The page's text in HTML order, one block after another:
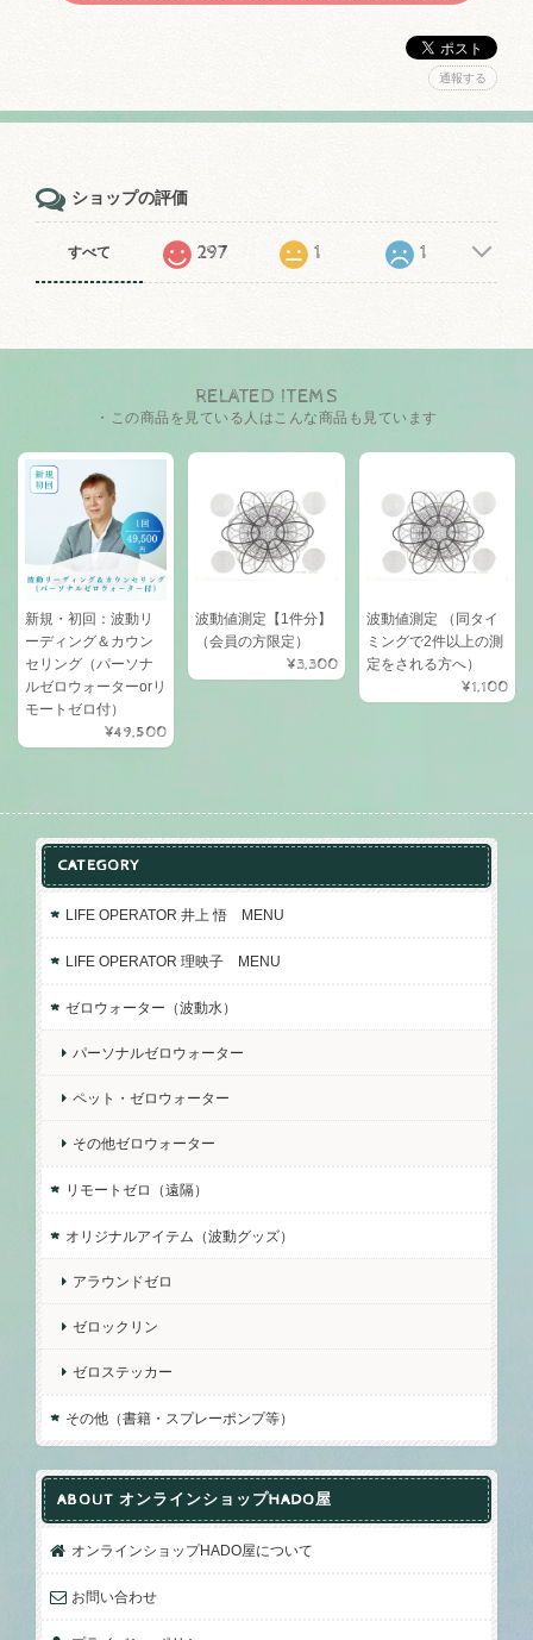
通報する
ショップの評価
すべて 297 1 1
RELATED ITEMS
・この商品を見ている人はこんな商品も見ています
新規・初回：波動リ
ーディング＆カウン
セリング（パーソナ
ルゼロウォーターorリ
モートゼロ付）
¥49,500
波動値測定【1件分】
（会員の方限定）
¥3,300
波動値測定 （同タイ
ミングで2件以上の測
定をされる方へ）
¥1,100
CATEGORY
LIFE OPERATOR 井上 悟 MENU
LIFE OPERATOR 理映子 MENU
ゼロウォーター（波動水）
パーソナルゼロウォーター
ペット・ゼロウォーター
その他ゼロウォーター
リモートゼロ（遠隔）
オリジナルアイテム（波動グッズ）
アラウンドゼロ
ゼロックリン
ゼロステッカー
その他（書籍・スプレーポンプ等）
ABOUT オンラインショップHADO屋
オンラインショップHADO屋について
お問い合わせ